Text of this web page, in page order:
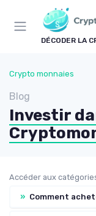
DÉCODER LA
Crypto monnaies
Blog
Investir
Accéder aux
» Comment
Panneau de gestion